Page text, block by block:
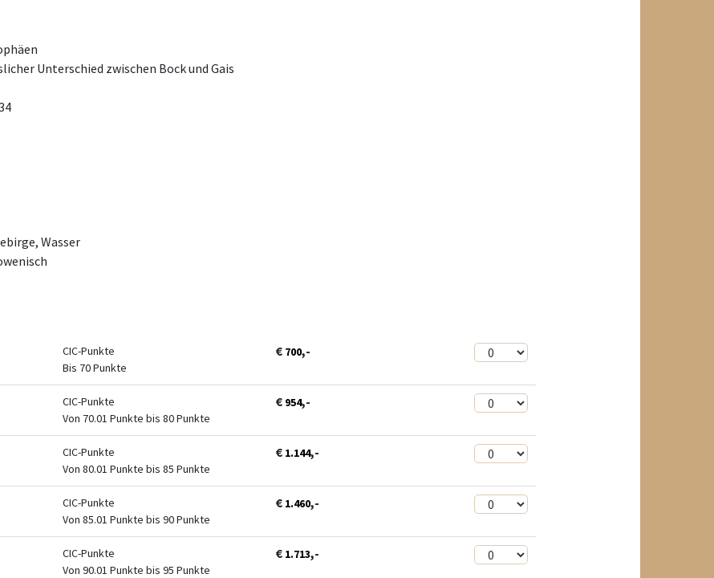
Unterschied zwischen Bock und Gais
Wasser
CIC-Punkte
Bis 70 Punkte
€ 700,-
CIC-Punkte
Von 70.01 Punkte bis 80 Punkte
€ 954,-
CIC-Punkte
Von 80.01 Punkte bis 85 Punkte
€ 1.144,-
CIC-Punkte
Von 85.01 Punkte bis 90 Punkte
€ 1.460,-
CIC-Punkte
Von 90.01 Punkte bis 95 Punkte
€ 1.713,-